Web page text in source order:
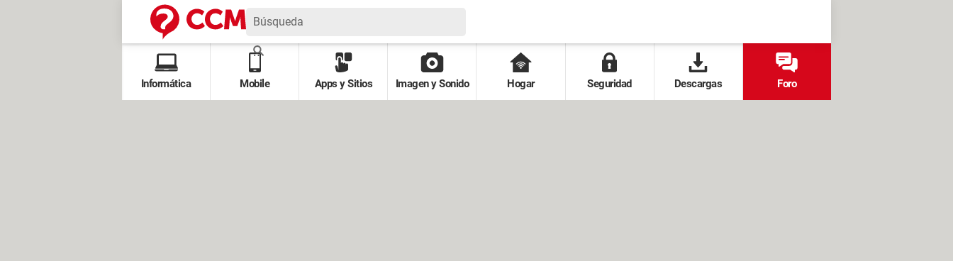
Informática Mobile Apps y Sitios Imagen y Sonido Hogar Seguridad Descargas Foro